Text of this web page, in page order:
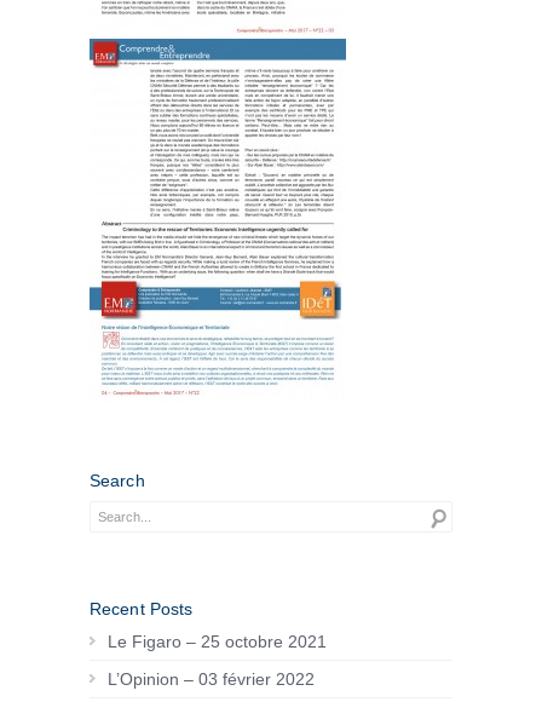
Search
Recent Posts
Le Figaro – 25 octobre 2021
L’Opinion – 03 février 2022